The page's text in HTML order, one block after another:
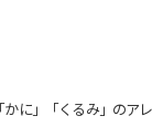
に」「くるみ」のア